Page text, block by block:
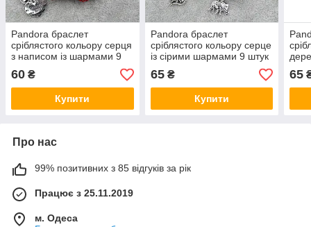
Pandora браслет
сріблястого кольору серця
з написом із шармами 9
18-22 см ширина 3 мм
60 ₴
Купити
Pandora браслет
сріблястого кольору серце
із сірими шармами 9 штук
довжина браслета 18-23
см
65₴
Купити
см
65
Про нас
99% позитивних з 85 відгуків за рік
Працює з 25.11.2019
м. Одеса